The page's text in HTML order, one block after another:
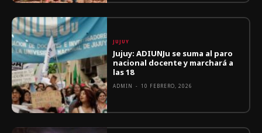
JUJUY
Jujuy: ADIUNJu se suma al paro
nacional docente y marchará a
las 18
ADMIN - 10 FEBRERO, 2026